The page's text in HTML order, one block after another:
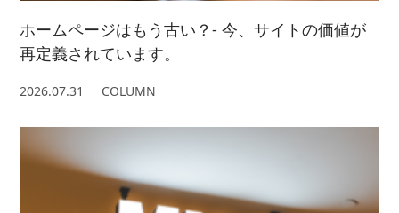
ホームページはもう古い？- 今、サイトの価値が
再定義されています。
2026.07.31 COLUMN